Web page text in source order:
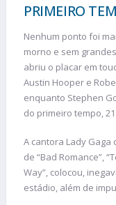
PRIMEIRO
Nenhum ponto foi
morno e sem
abriu o placar em
Austin Hooper e
enquanto Stephen
do primeiro tempo,
A cantora Lady
de “Bad Romance”,
Way”, colocou,
estádio, além de